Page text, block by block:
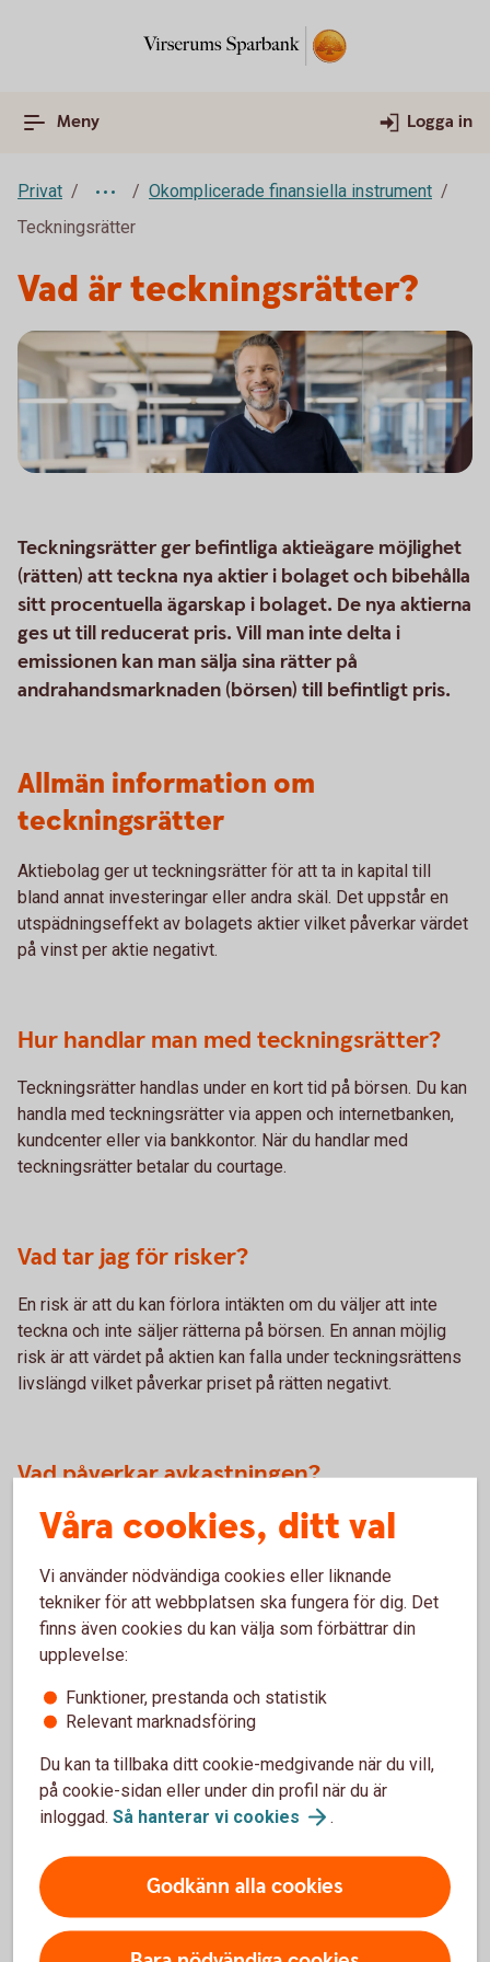
Meny Logga in
Privat
Okomplicerade finansiella instrument
Teckningsrätter
Vad är teckningsrätter?
Teckningsrätter ger befintliga aktieägare möjlighet
(rätten) att teckna nya aktier i bolaget och bibehålla
sitt procentuella ägarskap i bolaget. De nya aktierna
ges ut till reducerat pris. Vill man inte delta i
emissionen kan man sälja sina rätter på
andrahandsmarknaden (börsen) till befintligt pris.
Allmän information om
teckningsrätter
Aktiebolag ger ut teckningsrätter för att ta in kapital till
bland annat investeringar eller andra skäl. Det uppstår en
utspädningseffekt av bolagets aktier vilket påverkar värdet
på vinst per aktie negativt.
Hur handlar man med teckningsrätter?
Teckningsrätter handlas under en kort tid på börsen. Du kan
handla med teckningsrätter via appen och internetbanken,
kundcenter eller via bankkontor. När du handlar med
teckningsrätter betalar du courtage.
Vad tar jag för risker?
En risk är att du kan förlora intäkten om du väljer att inte
teckna och inte säljer rätterna på börsen. En annan möjlig
risk är att värdet på aktien kan falla under teckningsrättens
livslängd vilket påverkar priset på rätten negativt.
Vad påverkar avkastningen?
Då teckningsrätter bara är aktuella under en kort tid är det
huvudsakligen aktiens värde i relation till teckningskursen
som är avgörande för avkastningen. Om aktien handlas
under teckningskursen är det billigare att köpa aktien än att
köpa rätter att teckna.
För- och nackdelar med
teckningsrätter
Möjlighet att teckna nya aktier till reducerat pris.
Vill du inte teckna aktier har du möjlighet att sälja dina
rätter på andrahandsmarknaden.
Våra cookies, ditt val
Vi använder nödvändiga cookies eller liknande
tekniker för att webbplatsen ska fungera för dig. Det
finns även cookies du kan välja som förbättrar din
upplevelse:
Funktioner, prestanda och statistik
Relevant marknadsföring
Du kan ta tillbaka ditt cookie-medgivande när du vill,
på cookie-sidan eller under din profil när du är
inloggad. Så hanterar vi cookies .
Godkänn alla cookies